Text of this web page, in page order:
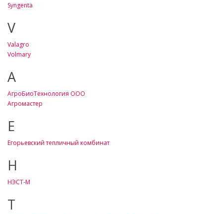
Syngenta
V
Valagro
Volmary
А
АгроБиоТехнология ООО
Агромастер
Е
Егорьевский тепличный комбинат
Н
НЭСТ-М
Т